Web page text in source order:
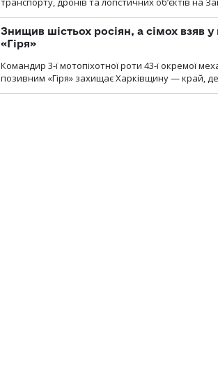
Знищив шістьох росіян, а сімох взяв
«Гіря»
Командир 3-ї мотопіхотної роти 43-ї окремої
позивним «Гіря» захищає Харківщину — край,